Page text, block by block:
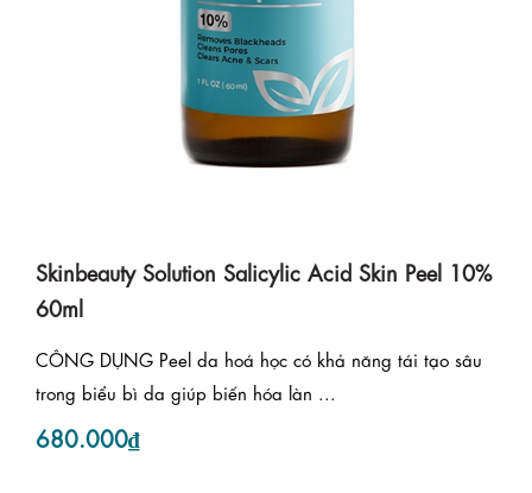
Skinbeauty Solution Salicylic Acid Skin Peel 10%
60ml
CÔNG DỤNG Peel da hoá học có khả năng tái tạo sâu
trong biểu bì da giúp biến hóa làn ...
680.000₫